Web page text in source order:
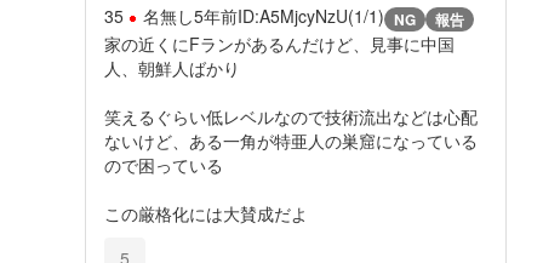
35 名無し5年前ID:A5MjcyNzU(1/1) NG 報告
家の近くにFランがあるんだけど、見事に中国
人、朝鮮人ばかり
笑えるぐらい低レベルなので技術流出などは心配
ないけど、ある一角が特亜人の巣窟になっている
ので困っている
この厳格化には大賛成だよ
5